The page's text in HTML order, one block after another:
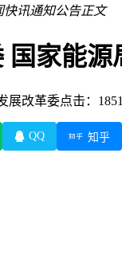
快讯通知公告正文
国家能
展改革委点击：
QQ 知乎